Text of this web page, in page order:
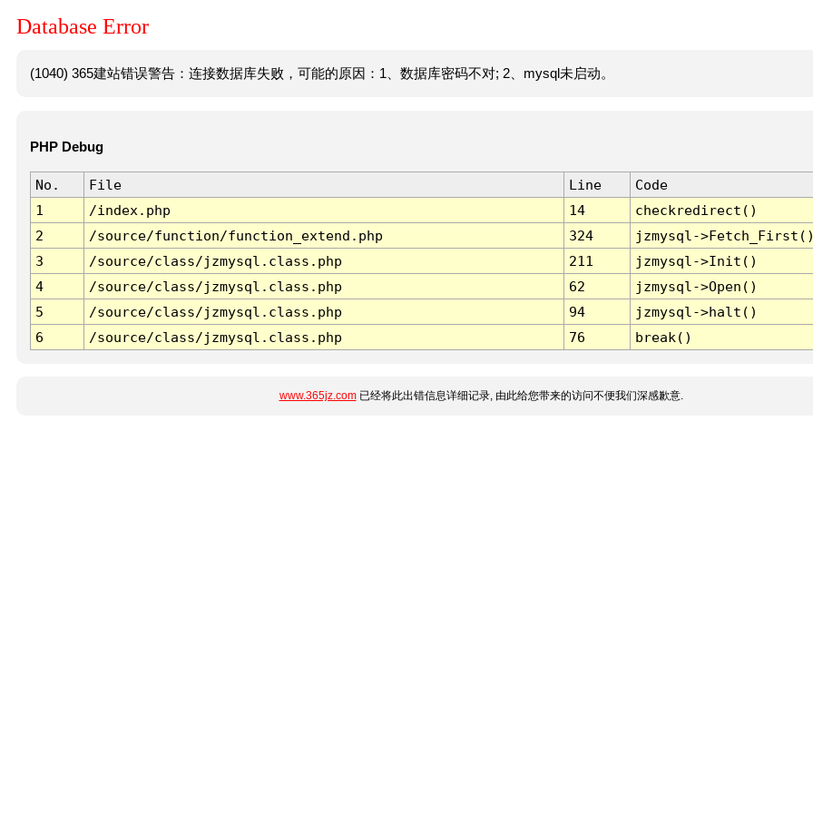
Database Error
(1040) 365建站错误警告：连接数据库失败，可能的原因：1、数据库密码不对; 2、mysql未启动。
PHP Debug
No. File Line
Code
1
/index.php 14
checkredirect()
2
/source/function/function_extend.php 324
jzmysql-
3
/source/class/jzmysql.class.php 211
jzmysql->Init()
4
/source/class/jzmysql.class.php 62
jzmysql->Open()
5
/source/class/jzmysql.class.php 94
jzmysql->halt()
6
/source/class/jzmysql.class.php 76 break()
www.365jz.com已经将此出错信息详细记录, 由此给您带来的访问不便我们深感歉意.